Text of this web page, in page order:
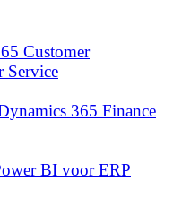
Customer
Service
365 Finance
BI voor ERP